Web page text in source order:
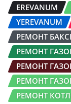
EREVANUM
YEREVANUM
РЕМОНТ
РЕМОНТ
РЕМОНТ
РЕМОНТ
РЕМОНТ